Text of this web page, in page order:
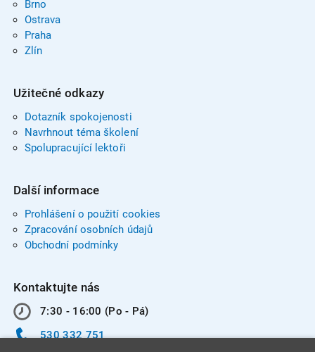
Brno
Ostrava
Praha
Zlín
Užitečné odkazy
Dotazník spokojenosti
Navrhnout téma školení
Spolupracující lektoři
Další informace
Prohlášení o použití cookies
Zpracování osobních údajů
Obchodní podmínky
Kontaktujte nás
7:30 - 16:00 (Po - Pá)
530 332 751